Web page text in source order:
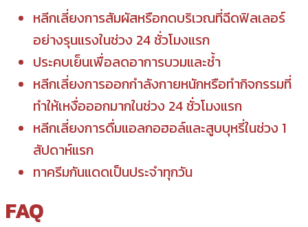
หลีกเลี่ยงการสัมผัสหรือกดบริเวณที่ฉีดฟิลเลอร์
อย่างรุนแรงในช่วง 24 ชั่วโมงแรก
ประคบเย็นเพื่อลดอาการบวมและช้ำ
หลีกเลี่ยงการออกกำลังกายหนักหรือทำกิจกรรมที่
ทำให้เหงื่อออกมากในช่วง 24 ชั่วโมงแรก
หลีกเลี่ยงการดื่มแอลกอฮอล์และสูบบุหรี่ในช่วง 1
สัปดาห์แรก
ทาครีมกันแดดเป็นประจำทุกวัน
FAQ